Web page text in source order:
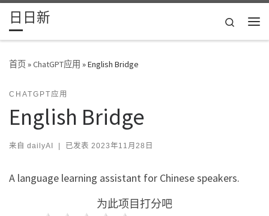
Skip to content
日日新
Search
首页»ChatGPT应用 »English Bridge
CHATGPT应用
English Bridge
来自 dailyAI | 已发表 2023年11月28日
A language learning assistant for Chinese speakers.
为此项目打分吧